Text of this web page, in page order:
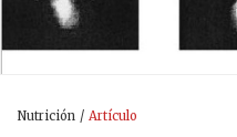
Nutrición Artículo